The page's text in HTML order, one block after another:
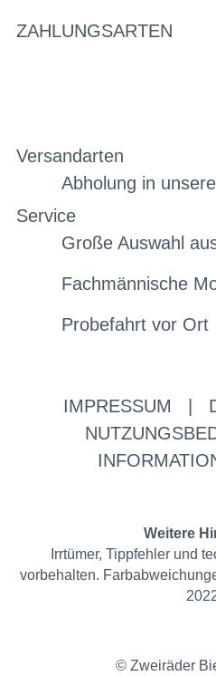
ZAHLUNGSARTEN
Versandarten
Abholung in
Service
Große Auswahl
Fachmännische
Probefahrt vor Ort
IMPRESSUM
Weitere
Irrtümer, Tippfehler und
vorbehalten.
© Zweiräder